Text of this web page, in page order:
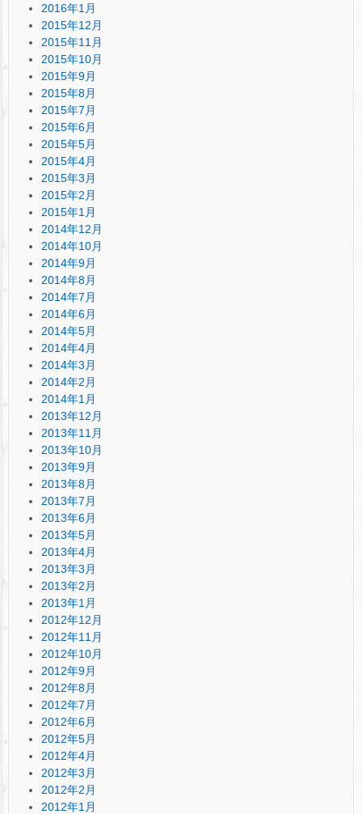
2016年1月
2015年12月
2015年11月
2015年10月
2015年9月
2015年8月
2015年7月
2015年6月
2015年5月
2015年4月
2015年3月
2015年2月
2015年1月
2014年12月
2014年10月
2014年9月
2014年8月
2014年7月
2014年6月
2014年5月
2014年4月
2014年3月
2014年2月
2014年1月
2013年12月
2013年11月
2013年10月
2013年9月
2013年8月
2013年7月
2013年6月
2013年5月
2013年4月
2013年3月
2013年2月
2013年1月
2012年12月
2012年11月
2012年10月
2012年9月
2012年8月
2012年7月
2012年6月
2012年5月
2012年4月
2012年3月
2012年2月
2012年1月